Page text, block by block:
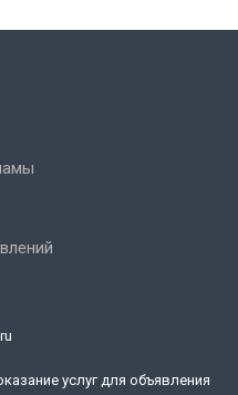
услуг для объявления